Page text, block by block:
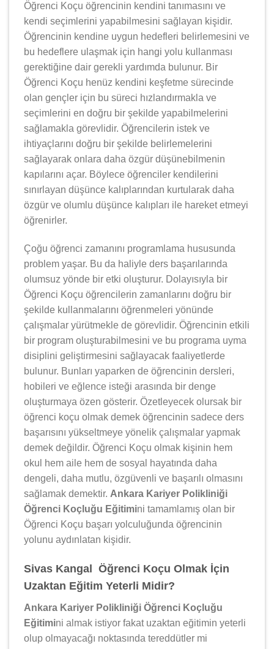
Öğrenci Koçu öğrencinin kendini tanımasını ve
kendi seçimlerini yapabilmesini sağlayan kişidir.
Öğrencinin kendine uygun hedefleri belirlemesini ve
bu hedeflere ulaşmak için hangi yolu kullanması
gerektiğine dair gerekli yardımda bulunur. Bir
Öğrenci Koçu henüz kendini keşfetme sürecinde
olan gençler için bu süreci hızlandırmakla ve
seçimlerini en doğru bir şekilde yapabilmelerini
sağlamakla görevlidir. Öğrencilerin istek ve
ihtiyaçlarını doğru bir şekilde belirlemelerini
sağlayarak onlara daha özgür düşünebilmenin
kapılarını açar. Böylece öğrenciler kendilerini
sınırlayan düşünce kalıplarından kurtularak daha
özgür ve olumlu düşünce kalıpları ile hareket etmeyi
öğrenirler.
Çoğu öğrenci zamanını programlama hususunda
problem yaşar. Bu da haliyle ders başarılarında
olumsuz yönde bir etki oluşturur. Dolayısıyla bir
Öğrenci Koçu öğrencilerin zamanlarını doğru bir
şekilde kullanmalarını öğrenmeleri yönünde
çalışmalar yürütmekle de görevlidir. Öğrencinin etkili
bir program oluşturabilmesini ve bu programa uyma
disiplini geliştirmesini sağlayacak faaliyetlerde
bulunur. Bunları yaparken de öğrencinin dersleri,
hobileri ve eğlence isteği arasında bir denge
oluşturmaya özen gösterir. Özetleyecek olursak bir
öğrenci koçu olmak demek öğrencinin sadece ders
başarısını yükseltmeye yönelik çalışmalar yapmak
demek değildir. Öğrenci Koçu olmak kişinin hem
okul hem aile hem de sosyal hayatında daha
dengeli, daha mutlu, özgüvenli ve başarılı olmasını
sağlamak demektir. Ankara Kariyer Polikliniği
Öğrenci Koçluğu Eğitimini tamamlamış olan bir
Öğrenci Koçu başarı yolculuğunda öğrencinin
yolunu aydınlatan kişidir.
Sivas Kangal Öğrenci Koçu Olmak İçin
Uzaktan Eğitim Yeterli Midir?
Ankara Kariyer Polikliniği Öğrenci Koçluğu
Eğitimini almak istiyor fakat uzaktan eğitimin yeterli
olup olmayacağı noktasında tereddütler mi